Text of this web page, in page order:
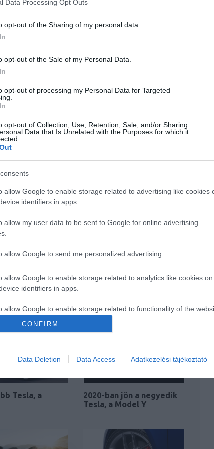
Data Processing Opt Outs
opt-out of the Sharing of my personal data.
opt-out of the Sale of my Personal Data.
opt-out of processing my Personal Data for Targeted
opt-out of Collection, Use, Retention, Sale, and/or Sharing
Data that Is Unrelated with the Purposes for which it
allow Google to enable storage related to advertising like cookies
identifiers in apps.
allow my user data to be sent to Google for online advertising
allow Google to send me personalized advertising.
allow Google to enable storage related to analytics like cookies on
identifiers in apps.
allow Google to enable storage related to functionality of the
allow Google to enable storage related to personalization.
allow Google to enable storage related to security, including
CONFIRM
Data Deletion Data Access Adatkezelési tájékoztató
jön a Model Y.
típust állít csatasorba az amerikai Tesla,
Y néven új terméket fejleszt. Az idei évre
Model 3 műszaki alapjaira épülő, ám
megjelenését 2019-re ígéri a márka,
nagyközönségnek. Egyelőre még képet sem
a brit Autocar magazin ritkán tévedő
lesz az új Tesla
Tesla-teherautó:
Tesla, a
2020-ban jön a negyedik
Tesla, a Model Y